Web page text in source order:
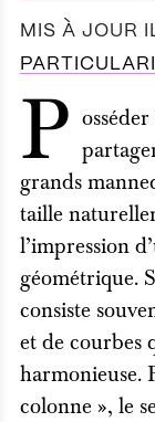
MIS À JOUR
P
grands
taille
l’impression
géométrique.
consiste
et de courbes
harmonieuse.
colonne », le